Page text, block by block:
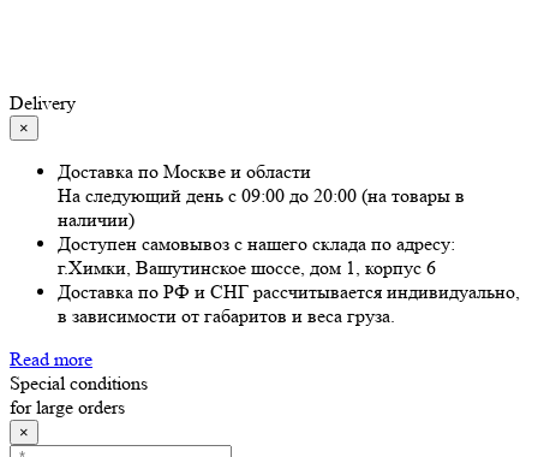
Delivery
×
Доставка по Москве и области
На следующий день с 09:00 до 20:00 (на товары в
наличии)
Доступен самовывоз с нашего склада по адресу:
г.Химки, Вашутинское шоссе, дом 1, корпус 6
Доставка по РФ и СНГ рассчитывается индивидуально,
в зависимости от габаритов и веса груза.
Read more
Special conditions
for large orders
×